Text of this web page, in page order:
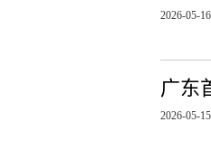
2026-05-
广东
2026-05-